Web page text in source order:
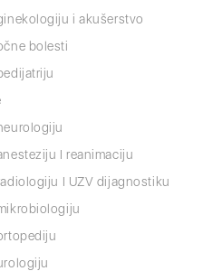
i akušerstvo
bolesti
I reanimaciju
I UZV dijagnostiku